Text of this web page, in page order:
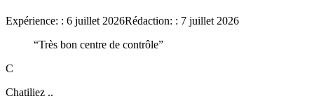
Expérience: : 6 juillet 2026Rédaction: : 7 juillet 2026
“Très bon centre de contrôle”
C
Chatiliez ..